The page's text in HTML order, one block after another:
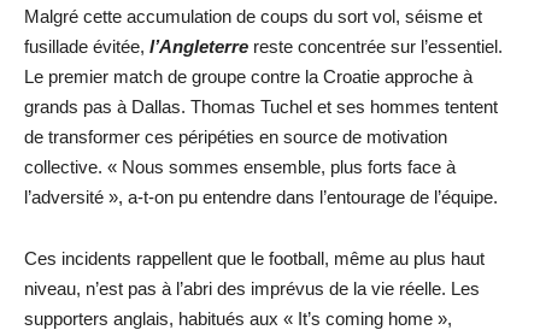
Malgré cette accumulation de coups du sort vol, séisme et
fusillade évitée, l’Angleterre reste concentrée sur l’essentiel.
Le premier match de groupe contre la Croatie approche à
grands pas à Dallas. Thomas Tuchel et ses hommes tentent
de transformer ces péripéties en source de motivation
collective. « Nous sommes ensemble, plus forts face à
l’adversité », a-t-on pu entendre dans l’entourage de l’équipe.
Ces incidents rappellent que le football, même au plus haut
niveau, n’est pas à l’abri des imprévus de la vie réelle. Les
supporters anglais, habitués aux « It’s coming home »,